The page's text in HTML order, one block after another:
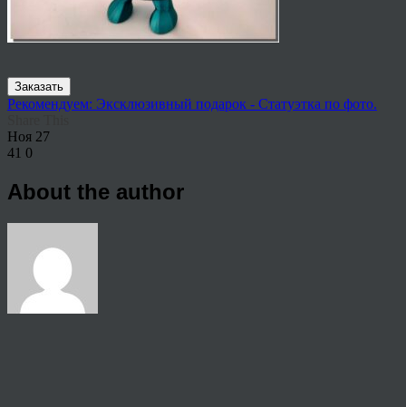
Заказать
Рекомендуем: Эксклюзивный подарок - Статуэтка по фото.
Ноя 27
41 0
About the author